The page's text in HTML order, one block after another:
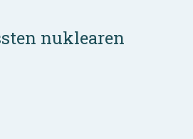
nuklearen